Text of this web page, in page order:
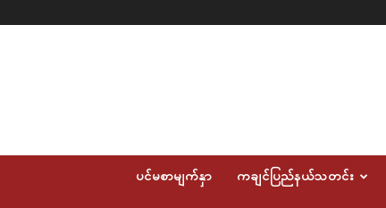
ပင်မစာမျက်နှာ ကချင်ပြည်နယ်သတင်း